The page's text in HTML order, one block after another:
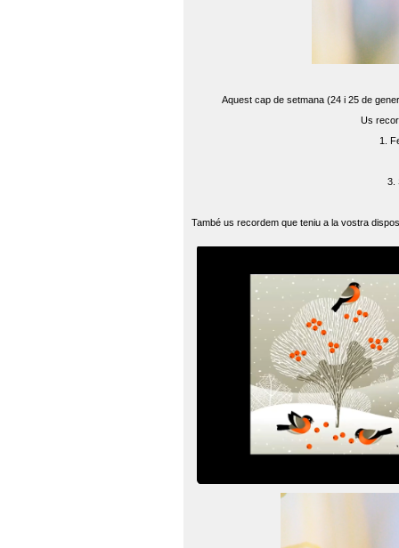
Aquest cap de setmana (24 i 25 de
Us
1.
3.
També us recordem que teniu a la vostra